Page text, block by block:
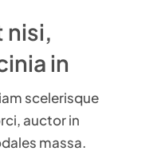
nisi,
in
scelerisque
auctor in
massa.